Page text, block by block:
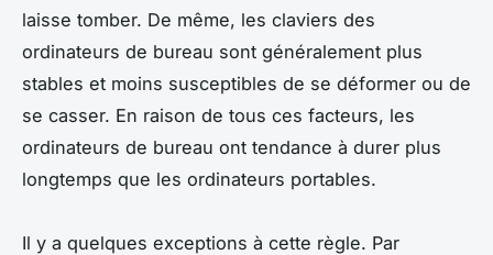
laisse tomber. De même, les claviers des
ordinateurs de bureau sont généralement plus
stables et moins susceptibles de se déformer ou de
se casser. En raison de tous ces facteurs, les
ordinateurs de bureau ont tendance à durer plus
longtemps que les ordinateurs portables.
Il y a quelques exceptions à cette règle. Par